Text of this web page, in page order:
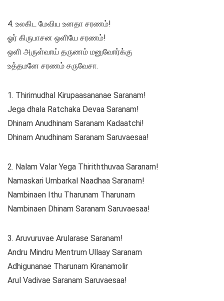
4. உலகிட மேவிய உனதா சரணம்!
ஓர் கிருபாசன ஒளியே சரணம்!
ஒளி அருள்வாய் தருணம் மனுவோர்க்கு
உத்தமனே சரணம் சருவேசா.
1. Thirimudhal Kirupaasananae Saranam!
Jega dhala Ratchaka Devaa Saranam!
Dhinam Anudhinam Saranam Kadaatchi!
Dhinam Anudhinam Saranam Saruvaesaa!
2. Nalam Valar Yega Thiriththuvaa Saranam!
Namaskari Umbarkal Naadhaa Saranam!
Nambinaen Ithu Tharunam Tharunam
Nambinaen Dhinam Saranam Saruvaesaa!
3. Aruvuruvae Arularase Saranam!
Andru Mindru Mentrum Ullaay Saranam
Adhigunanae Tharunam Kiranamolir
Arul Vadivae Saranam Saruvaesaa!